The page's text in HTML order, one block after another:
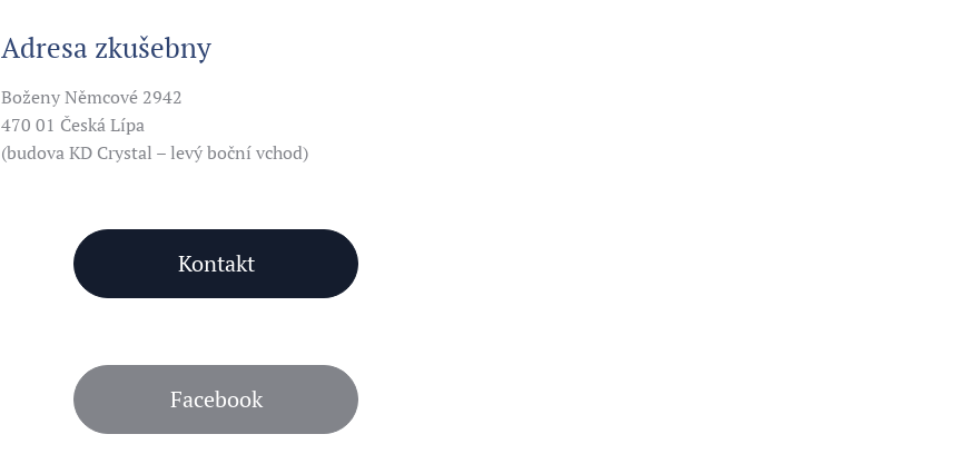
Adresa zkušebny
Boženy Němcové 2942
470 01 Česká Lípa
(budova KD Crystal – levý boční vchod)
Kontakt
Facebook